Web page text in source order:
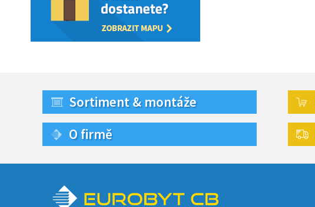
Sortiment & montáže
O firmě